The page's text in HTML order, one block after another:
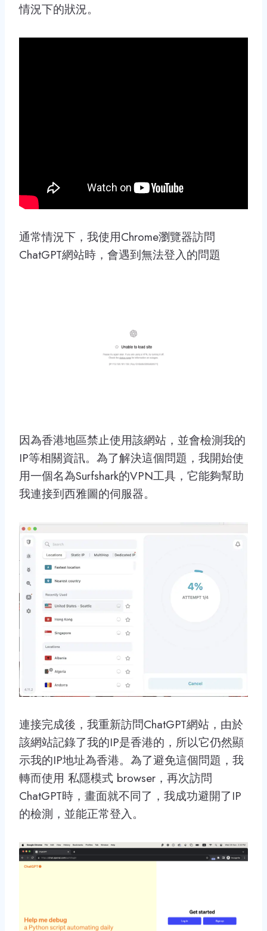
情況下的狀況。
通常情況下，我使用Chrome瀏覽器訪問
ChatGPT網站時，會遇到無法登入的問題
因為香港地區禁止使用該網站，並會檢測我的
IP等相關資訊。為了解決這個問題，我開始使
用一個名為Surfshark的VPN工具，它能夠幫助
我連接到西雅圖的伺服器。
連接完成後，我重新訪問ChatGPT網站，由於
該網站記錄了我的IP是香港的，所以它仍然顯
示我的IP地址為香港。為了避免這個問題，我
轉而使用 私隱模式 browser，再次訪問
ChatGPT時，畫面就不同了，我成功避開了IP
的檢測，並能正常登入。